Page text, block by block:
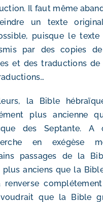
Il faut même
un texte
puisque le
par des copies
et des traductions de
la Bible
plus ancienne
des Septante. A
en exégèse
passages de la
plus anciens que la
renverse
que la Bible